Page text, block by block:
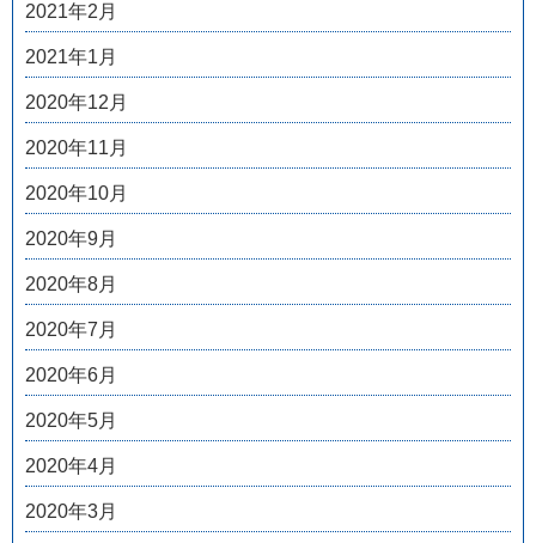
2021年2月
2021年1月
2020年12月
2020年11月
2020年10月
2020年9月
2020年8月
2020年7月
2020年6月
2020年5月
2020年4月
2020年3月